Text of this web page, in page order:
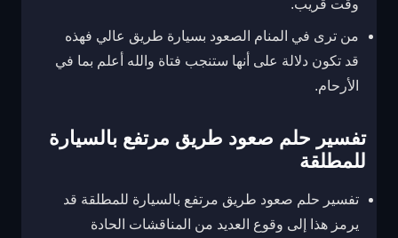
وقت قريب.
من ترى في المنام الصعود بسيارة طريق عالي فهذه
قد تكون دلالة على أنها ستنجب فتاة والله أعلم بما في
الأرحام.
تفسير حلم صعود طريق مرتفع بالسيارة
للمطلقة
تفسير حلم صعود طريق مرتفع بالسيارة للمطلقة قد
يرمز هذا إلى وقوع العديد من المناقشات الحادة